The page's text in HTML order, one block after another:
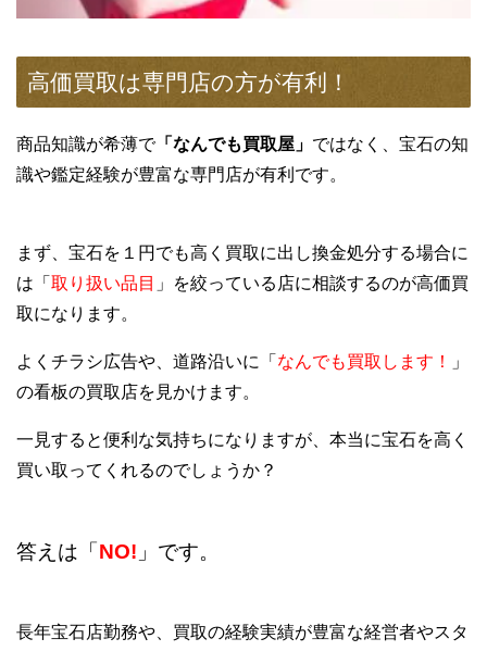
高価買取は専門店の方が有利！
商品知識が希薄で「なんでも買取屋」 ではなく、宝石の知
識や鑑定経験が豊富な専門店が有利です。
まず、宝石を１円でも高く買取に出し換金処分する場合に
は「 取り扱い品目 」を絞っている店に相談するのが高価買
取になります。
よくチラシ広告や、道路沿いに「 なんでも買取します！
」
の看板の買取店を見かけます。
一見すると便利な気持ちになりますが、本当に宝石を高く
買い取ってくれるのでしょうか？
答えは「NO! 」です。
長年宝石店勤務や、買取の経験実績が豊富な経営者やスタ